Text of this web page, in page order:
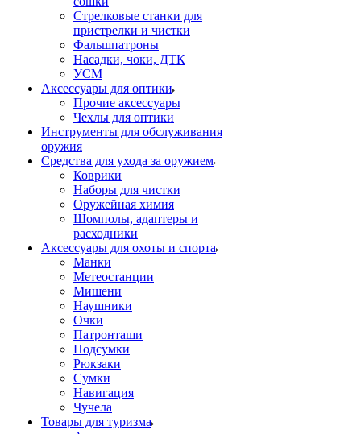
Стрелковые станки для
пристрелки и чистки
Фальшпатроны
Насадки, чоки, ДТК
УСМ
Аксессуары для оптики
Прочие аксессуары
Чехлы для оптики
Инструменты для обслуживания
оружия
Средства для ухода за оружием
Коврики
Наборы для чистки
Оружейная химия
Шомполы, адаптеры и
расходники
Аксессуары для охоты и спорта
Манки
Метеостанции
Мишени
Наушники
Очки
Патронташи
Подсумки
Рюкзаки
Сумки
Навигация
Чучела
Товары для туризма